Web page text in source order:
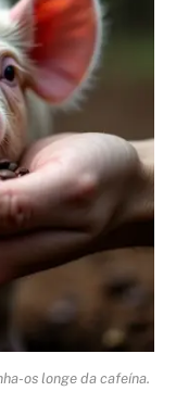
os longe da cafeína.